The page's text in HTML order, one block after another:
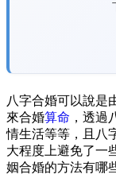
八字合婚可以說是
來合婚算命 ，透過
情生活等等，且八
大程度上避免了一
姻合婚的方法有哪